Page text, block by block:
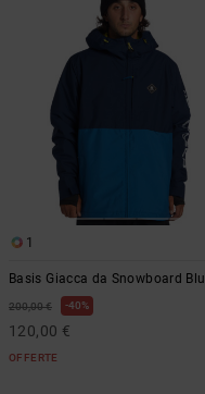
1
Basis Giacca da Snowboard Blu
200,00 € 40%
120,00 €
OFFERTE